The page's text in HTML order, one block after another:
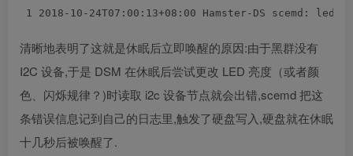
1 2018-10-24T07:00:13+08:00 Hamster-DS scemd:
清晰地表明了这就是休眠后立即唤醒的原因:由于黑群没有
I2C 设备,于是 DSM 在休眠后尝试更改 LED 亮度（或者颜
色、闪烁规律？)时读取 i2c 设备节点就会出错,scemd 把这
条错误信息记到自己的日志里,触发了硬盘写入,硬盘就在休眠
十几秒后被唤醒了.